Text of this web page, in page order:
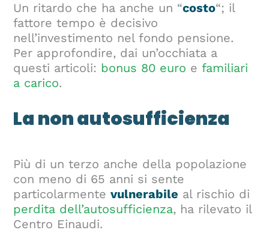
Un ritardo che ha anche un “costo“; il
fattore tempo è decisivo
nell’investimento nel fondo pensione.
Per approfondire, dai un’occhiata a
questi articoli: bonus 80 euro efamiliari
a carico.
La non autosufficienza
Più di un terzo anche della popolazione
con meno di 65 anni si sente
particolarmentevulnerabile al rischio di
perdita dell’autosufficienza, ha rilevato il
Centro Einaudi.